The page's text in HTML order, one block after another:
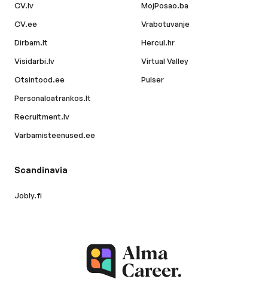
CV.lv
CV.ee
Dirbam.lt
Visidarbi.lv
Otsintood.ee
Personaloatrankos.lt
Recruitment.lv
Varbamisteenused.ee
MojPosao.ba
Vrabotuvanje
Hercul.hr
Virtual Valley
Pulser
Scandinavia
Jobly.fi